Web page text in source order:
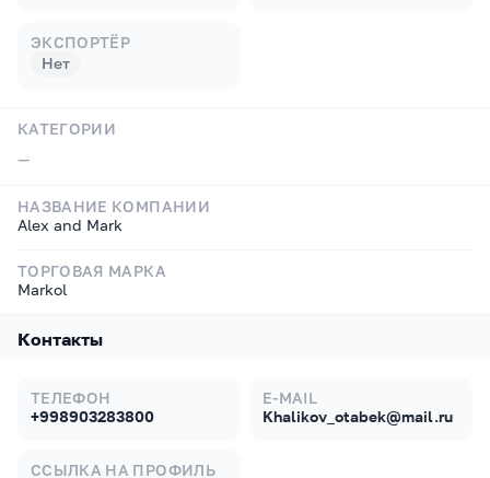
ЭКСПОРТЁР
Нет
КАТЕГОРИИ
—
НАЗВАНИЕ КОМПАНИИ
Alex and Mark
ТОРГОВАЯ МАРКА
Markol
Контакты
ТЕЛЕФОН
+998903283800
E-MAIL
Khalikov_otabek@mail.ru
ССЫЛКА НА ПРОФИЛЬ